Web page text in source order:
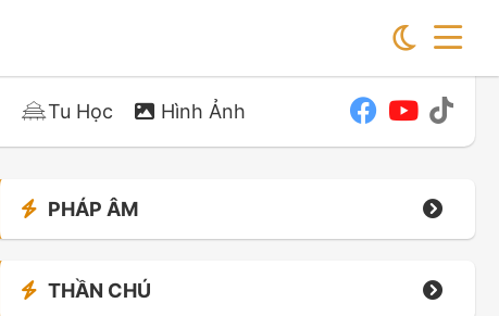
Tu Học Hình Ảnh
PHÁP ÂM
THẦN CHÚ